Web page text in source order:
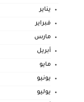
يناير
فبراير
مارس
أبريل
مايو
يونيو
يوليو